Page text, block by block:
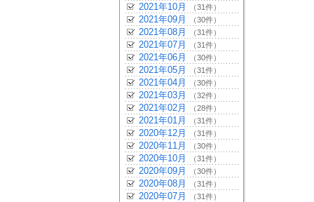
2021年10月 （31件）
2021年09月 （30件）
2021年08月 （31件）
2021年07月 （31件）
2021年06月 （30件）
2021年05月 （31件）
2021年04月 （30件）
2021年03月 （32件）
2021年02月 （28件）
2021年01月 （31件）
2020年12月 （31件）
2020年11月 （30件）
2020年10月 （31件）
2020年09月 （30件）
2020年08月 （31件）
2020年07月 （31件）